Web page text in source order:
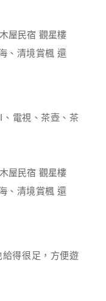
電視、茶壺、茶
得很足，方便遊